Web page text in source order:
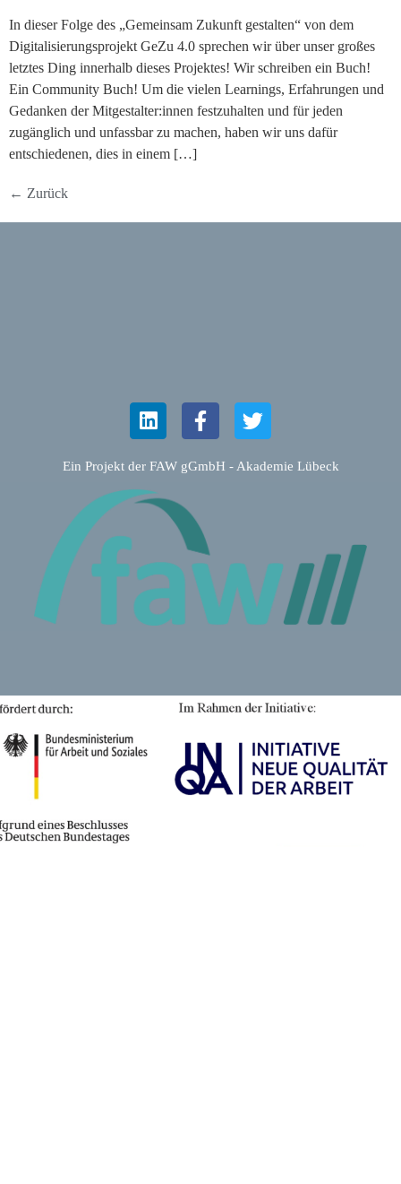
In dieser Folge des „Gemeinsam Zukunft gestalten“ von dem
Digitalisierungsprojekt GeZu 4.0 sprechen wir über unser großes
letztes Ding innerhalb dieses Projektes! Wir schreiben ein Buch!
Ein Community Buch! Um die vielen Learnings, Erfahrungen und
Gedanken der Mitgestalter:innen festzuhalten und für jeden
zugänglich und unfassbar zu machen, haben wir uns dafür
entschiedenen, dies in einem […]
← Zurück
Ein Projekt der FAW gGmbH - Akademie Lübeck